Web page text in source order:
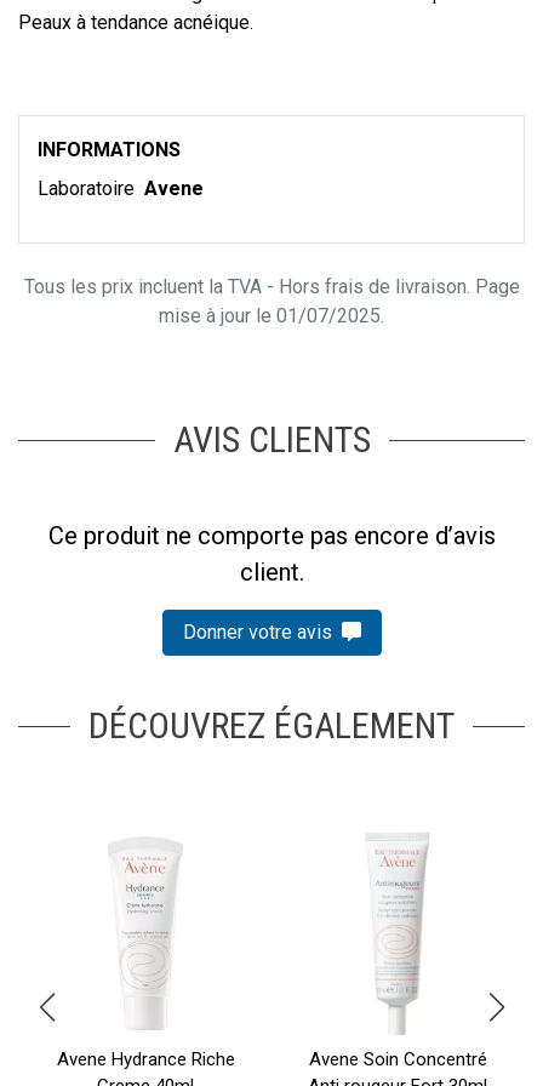
Peaux à tendance acnéique.
INFORMATIONS
Laboratoire Avene
Tous les prix incluent la TVA - Hors frais de livraison. Page
mise à jour le 01/07/2025.
AVIS CLIENTS
Ce produit ne comporte pas encore d’avis
client.
Donner votre avis
DÉCOUVREZ ÉGALEMENT
Avene Hydrance Riche
Avene Soin Concentré